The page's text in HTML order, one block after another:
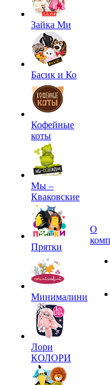
Зайка Ми
Басик и Ко
Кофейные
коты
Мы –
Кваковские
Прятки
Минималини
Лори
КОЛОРИ
О